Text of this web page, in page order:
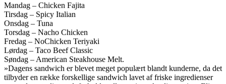
Mandag – Chicken Fajita
Tirsdag – Spicy Italian
Onsdag – Tuna
Torsdag – Nacho Chicken
Fredag – NoChicken Teriyaki
Lørdag – Taco Beef Classic
Søndag – American Steakhouse Melt.
»Dagens sandwich er blevet meget populært blandt kunderne, da det
tilbyder en række forskellige sandwich lavet af friske ingredienser